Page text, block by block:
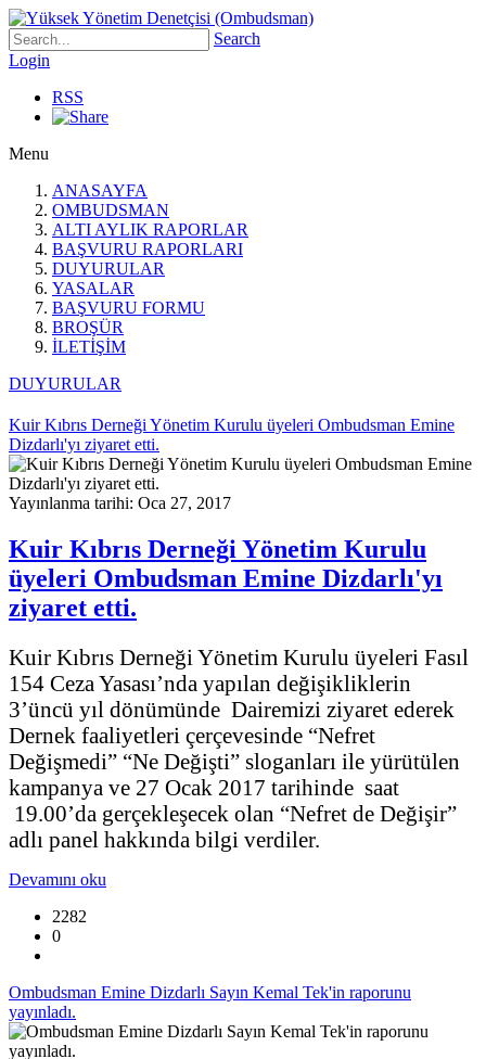
Search
Login
RSS
Menu
ANASAYFA
OMBUDSMAN
ALTI AYLIK RAPORLAR
BAŞVURU RAPORLARI
DUYURULAR
YASALAR
BAŞVURU FORMU
BROŞÜR
İLETİŞİM
DUYURULAR
Kuir Kıbrıs Derneği Yönetim Kurulu üyeleri Ombudsman Emine
Dizdarlı'yı ziyaret etti.
Yayınlanma tarihi: Oca 27, 2017
Kuir Kıbrıs Derneği Yönetim Kurulu
üyeleri Ombudsman Emine Dizdarlı'yı
ziyaret etti.
Kuir Kıbrıs Derneği Yönetim Kurulu üyeleri Fasıl
154 Ceza Yasası’nda yapılan değişikliklerin
3’üncü yıl dönümünde Dairemizi ziyaret ederek
Dernek faaliyetleri çerçevesinde “Nefret
Değişmedi” “Ne Değişti” sloganları ile yürütülen
kampanya ve 27 Ocak 2017 tarihinde saat
19.00’da gerçekleşecek olan “Nefret de Değişir”
adlı panel hakkında bilgi verdiler.
Devamını oku
2282
0
Ombudsman Emine Dizdarlı Sayın Kemal Tek'in raporunu
yayınladı.